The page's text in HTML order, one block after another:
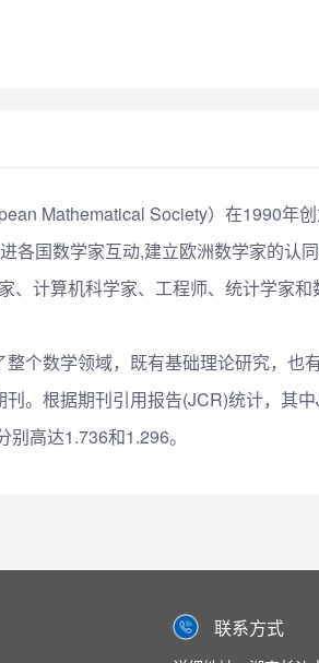
Mathematical Society）在1990年
各国数学家互动,建立欧洲数学家的
、计算机科学家、工程师、统计学家
个数学领域，既有基础理论研究，也
刊。根据期刊引用报告(JCR)统计，
高达1.736和1.296。
联系方式